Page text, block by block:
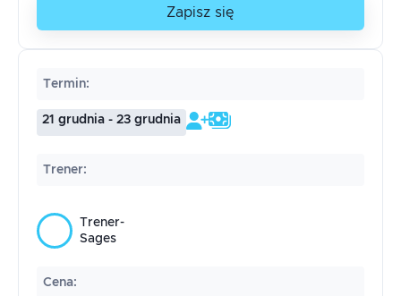
Zapisz się
Termin:
21 grudnia - 23 grudnia
Trener:
Trener-
Sages
Cena: